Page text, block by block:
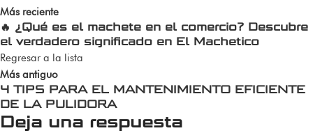
Más reciente
🔥 ¿Qué es el machete en el comercio? Descubre
el verdadero significado en El Machetico
Regresar a la lista
Más antiguo
4 TIPS PARA EL MANTENIMIENTO EFICIENTE
DE LA PULIDORA
Deja una respuesta